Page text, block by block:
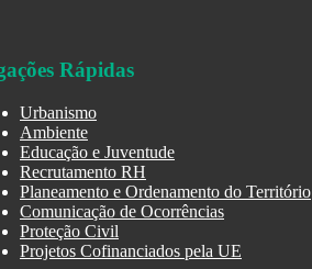
Rápidas
Urbanismo
Ambiente
Educação e Juventude
Recrutamento RH
Planeamento e Ordenamento do Território
Comunicação de Ocorrências
Proteção Civil
Projetos Cofinanciados pela UE